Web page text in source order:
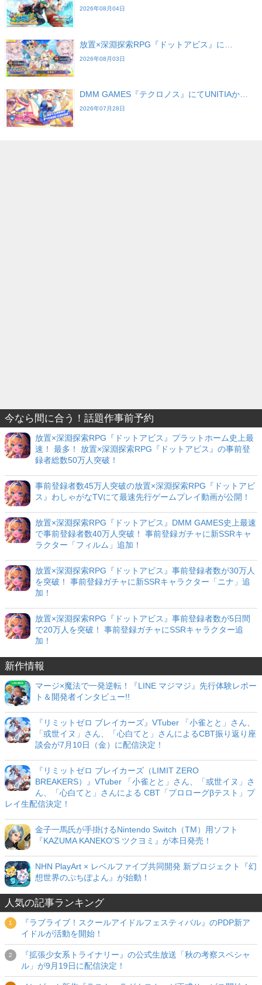
2026年08月04日
放置×深淵探索RPG『ドットアビス』に…
2026年08月03日
DMM GAMES『テクロノス』にてUNITIAか…
2026年07月28日
今なら間に合う！話題作事前予約
放置×深淵探索RPG『ドットアビス』プラットホーム史上最
速！ 最多！ 放置×深淵探索RPG『ドットアビス』の事前登
録者総数50万人突破！
事前登録者数45万人突破の放置×深淵探索RPG『ドットアビ
ス』わしゃがなTVにて最速先行ゲームプレイ動画が公開！
放置×深淵探索RPG『ドットアビス』DMM GAMES史上最速
で事前登録者数40万人突破！ 事前登録ガチャに新SSRキャ
ラクター「フィルム」追加！
放置×深淵探索RPG『ドットアビス』事前登録者数が30万人
を突破！ 事前登録ガチャに新SSRキャラクター「ニナ」追
加！
放置×深淵探索RPG『ドットアビス』事前登録者数が5日間
で20万人を突破！ 事前登録ガチャにSSRキャラクター追
加！
新作情報
マージ×魔法で一発逆転！『LINE マジマジ』先行体験レポー
ト＆開発者インタビュー!!
『リミットゼロ ブレイカーズ』VTuber 「小雀とと」さん、
「或世イヌ」さん、「心白てと」さんによるCBT振り返り座
談会が7月10日（金）に配信決定！
『リミットゼロ ブレイカーズ（LIMIT ZERO
BREAKERS）』VTuber 「小雀とと」さん、「或世イヌ」さ
ん、「心白てと」さんによる CBT「プロローグβテスト」プ
レイ生配信決定！
金子一馬氏が手掛けるNintendo Switch（TM）用ソフト
『KAZUMA KANEKO'S ツクヨミ』が本日発売！
NHN PlayArt × レベルファイブ共同開発 新プロジェクト『幻
想世界のぷちぽよん』が始動！
人気の記事ランキング
『ラブライブ！スクールアイドルフェスティバル』のPDP新ア
イドルが活動を開始！
『拡張少女系トライナリー』の公式生放送「秋の考察スペシャ
ル」が9月19日に配信決定！